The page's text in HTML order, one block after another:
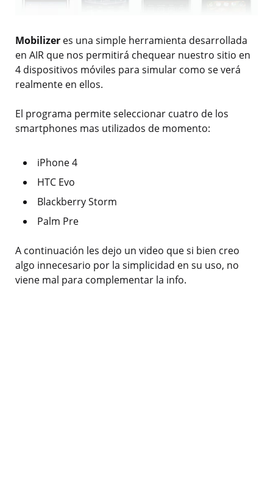
Mobilizer es una simple herramienta desarrollada
en AIR que nos permitirá chequear nuestro sitio en
4 dispositivos móviles para simular como se verá
realmente en ellos.
El programa permite seleccionar cuatro de los
smartphones mas utilizados de momento:
iPhone 4
HTC Evo
Blackberry Storm
Palm Pre
A continuación les dejo un video que si bien creo
algo innecesario por la simplicidad en su uso, no
viene mal para complementar la info.